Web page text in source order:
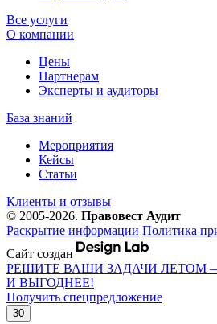
Все услуги
О компании
Цены
Партнерам
Эксперты и аудиторы
База знаний
Мероприятия
Кейсы
Статьи
Клиенты и отзывы
© 2005-2026. Правовест Аудит
Раскрытие информации Политика
Сайт создан
РЕШИТЕ ВАШИ ЗАДАЧИ ЛЕТОМ
И ВЫГОДНЕЕ!
Получить спецпредложение
30